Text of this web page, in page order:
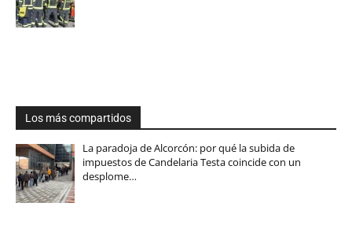
Los más compartidos
La paradoja de Alcorcón: por qué la subida de
impuestos de Candelaria Testa coincide con un
desplome…